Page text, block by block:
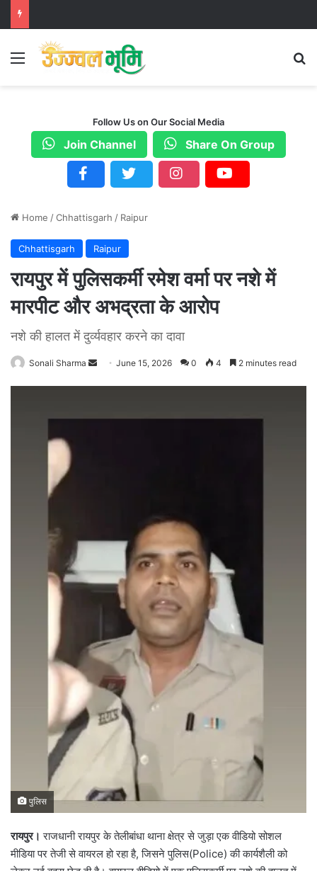
Menu
Follow Us on Our Social Media
Join Channel Share On Group
Home /Chhattisgarh / Raipur
Chhattisgarh Raipur
रायपुर में पुलिसकर्मी रमेश वर्मा पर नशे में
मारपीट और अभद्रता के आरोप
नशे की हालत में दुर्व्यवहार करने का दावा
Sonali Sharma June 15, 2026 0 4 2 minutes read
पुलिस
रायपुर। राजधानी रायपुर के तेलीबांधा थाना क्षेत्र से जुड़ा एक वीडियो सोशल
मीडिया पर तेजी से वायरल हो रहा है, जिसने पुलिस(Police) की कार्यशैली को